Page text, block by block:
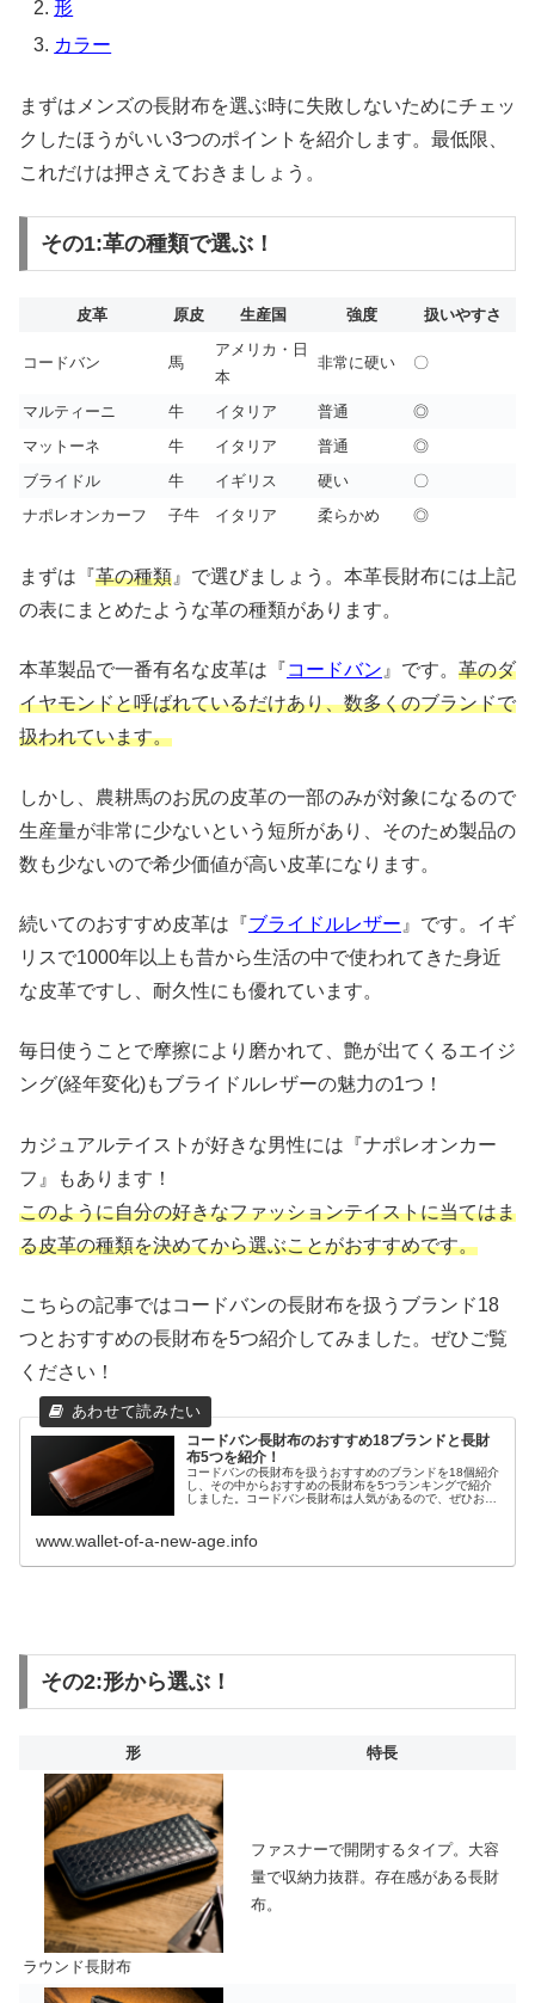
形
カラー
まずはメンズの長財布を選ぶ時に失敗しないためにチェッ
クしたほうがいい3つのポイントを紹介します。最低限、
これだけは押さえておきましょう。
その1:革の種類で選ぶ！
皮革 原皮 生産国 強度 扱いやすさ
コードバン 馬
アメリカ・日
本
非常に硬い 〇
マルティーニ 牛 イタリア 普通
◎
マットーネ
牛 イタリア 普通
◎
ブライドル
牛 イギリス 硬い
〇
ナポレオンカーフ
子牛 イタリア 柔らかめ ◎
まずは『革の種類 』で選びましょう。本革長財布には上記
の表にまとめたような革の種類があります。
本革製品で一番有名な皮革は『コードバン 』です。 革のダ
イヤモンドと呼ばれているだけあり、数多くのブランドで
扱われています。
しかし、農耕馬のお尻の皮革の一部のみが対象になるので
生産量が非常に少ないという短所があり、そのため製品の
数も少ないので希少価値が高い皮革になります。
続いてのおすすめ皮革は『ブライドルレザー 』です。イギ
リスで1000年以上も昔から生活の中で使われてきた身近
な皮革ですし、耐久性にも優れています。
毎日使うことで摩擦により磨かれて、艶が出てくるエイジ
ング(経年変化)もブライドルレザーの魅力の1つ！
カジュアルテイストが好きな男性には『ナポレオンカー
フ』もあります！
このように自分の好きなファッションテイストに当てはま
る皮革の種類を決めてから選ぶことがおすすめです。
こちらの記事ではコードバンの長財布を扱うブランド18
つとおすすめの長財布を5つ紹介してみました。ぜひご覧
ください！
コードバン長財布のおすすめ18ブランドと長財
布5つを紹介！
コードバンの長財布を扱うおすすめのブランドを18個紹介
し、その中からおすすめの長財布を5つランキングで紹介
しました。コードバン長財布は人気があるので、ぜひお気
www.wallet-of-a-new-age.info
その2:形から選ぶ！
形 特長
ラウンド長財布
ファスナーで開閉するタイプ。大容
量で収納力抜群。存在感がある長財
布。